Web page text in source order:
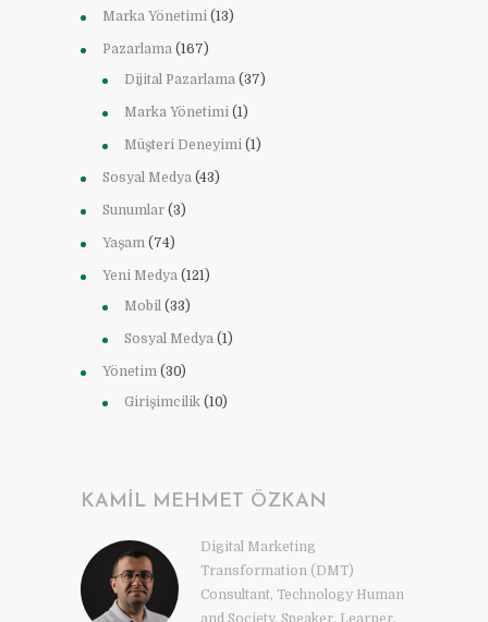
Marka Yönetimi (13)
Pazarlama (167)
Dijital Pazarlama (37)
Marka Yönetimi (1)
Müşteri Deneyimi (1)
Sosyal Medya (43)
Sunumlar (3)
Yaşam (74)
Yeni Medya (121)
Mobil (33)
Sosyal Medya (1)
Yönetim (30)
Girişimcilik (10)
KAMIL MEHMET ÖZKAN
Digital Marketing
Transformation (DMT)
Consultant, Technology Human
and Society, Speaker, Learner,